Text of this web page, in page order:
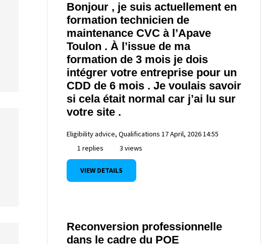
Bonjour , je suis actuellement en
formation technicien de
maintenance CVC à l’Apave
Toulon . À l’issue de ma
formation de 3 mois je dois
intégrer votre entreprise pour un
CDD de 6 mois . Je voulais savoir
si cela était normal car j’ai lu sur
votre site .
Eligibility advice, Qualifications 17 April, 2026 14:55
1 replies
3 views
VIEW DETAILS
Reconversion professionnelle
dans le cadre du POE